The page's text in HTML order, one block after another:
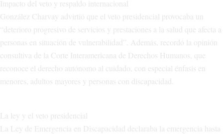
Impacto del veto y respaldo internacional
González Charvay advirtió que el veto presidencial provocaba un
“deterioro progresivo de servicios y prestaciones a la salud que afecta a
personas en situación de vulnerabilidad”. Además, recordó la opinión
consultiva de la Corte Interamericana de Derechos Humanos, que
reconoce el derecho autónomo al cuidado, con especial énfasis en
menores, adultos mayores y personas con discapacidad.
La ley y el veto presidencial
La Ley de Emergencia en Discapacidad declaraba la emergencia hasta